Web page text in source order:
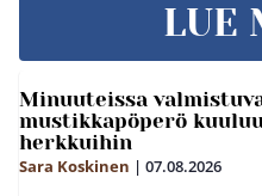
LUE
Minuuteissa
mustikkapöperö
herkkuihin
Sara Koskinen | 07.08.2026